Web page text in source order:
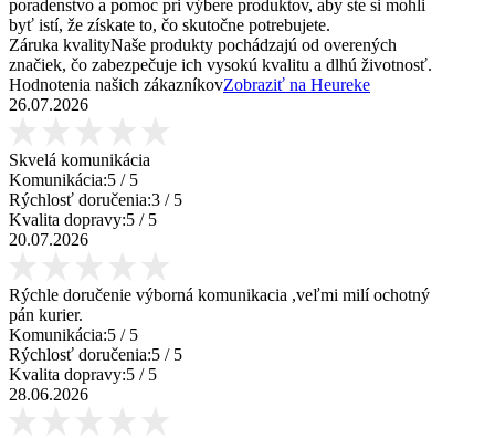
poradenstvo a pomoc pri výbere produktov, aby ste si mohli
byť istí, že získate to, čo skutočne potrebujete.
Záruka kvalityNaše produkty pochádzajú od overených
značiek, čo zabezpečuje ich vysokú kvalitu a dlhú životnosť.
Hodnotenia našich zákazníkovZobraziť na Heureke
26.07.2026
Skvelá komunikácia
Komunikácia:5 / 5
Rýchlosť doručenia:3 / 5
Kvalita dopravy:5 / 5
20.07.2026
Rýchle doručenie výborná komunikacia ,veľmi milí ochotný
pán kurier.
Komunikácia:5 / 5
Rýchlosť doručenia:5 / 5
Kvalita dopravy:5 / 5
28.06.2026